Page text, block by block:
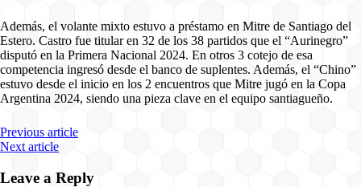
Además, el volante mixto estuvo a préstamo en Mitre de Santiago del
Estero. Castro fue titular en 32 de los 38 partidos que el “Aurinegro”
disputó en la Primera Nacional 2024. En otros 3 cotejo de esa
competencia ingresó desde el banco de suplentes. Además, el “Chino”
estuvo desde el inicio en los 2 encuentros que Mitre jugó en la Copa
Argentina 2024, siendo una pieza clave en el equipo santiagueño.
Previous article
Next article
Leave a Reply